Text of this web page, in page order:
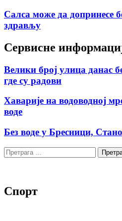
Салса може да допринесе
здрављу
Сервисне
Велики број улица данас
где су радови
Хаварије на водоводној
воде
Без воде у Бресници,
Претрага
за:
Спорт